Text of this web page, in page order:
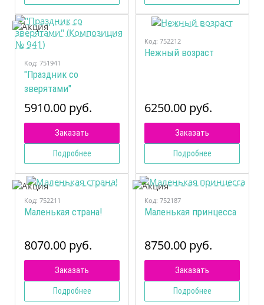
Код: 751941
"Праздник со
зверятами"
(Композиция № 941)
5910.00 руб.
Заказать
Подробнее
Код: 752212
Нежный возраст
6250.00 руб.
Заказать
Подробнее
Код: 752211
Маленькая страна!
8070.00 руб.
Заказать
Подробнее
Код: 752187
Маленькая принцесса
8750.00 руб.
Заказать
Подробнее